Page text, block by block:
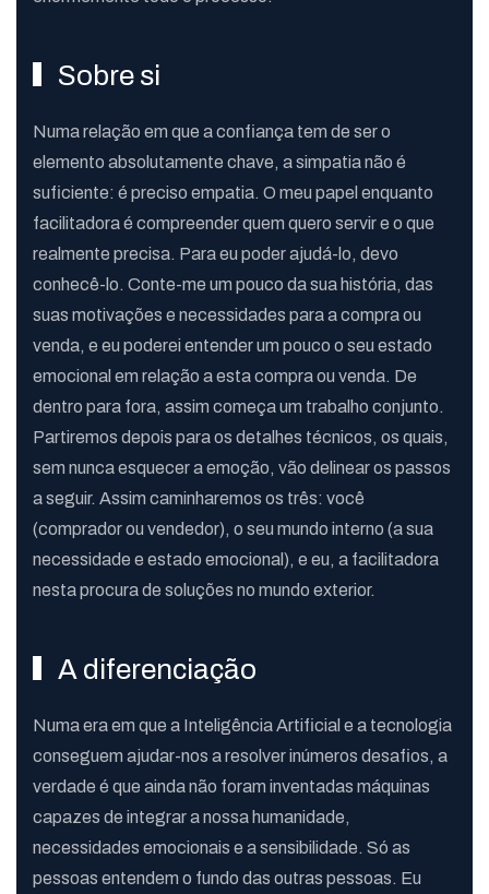
Sobre si
Numa relação em que a confiança tem de ser o
elemento absolutamente chave, a simpatia não é
suficiente: é preciso empatia. O meu papel enquanto
facilitadora é compreender quem quero servir e o que
realmente precisa. Para eu poder ajudá-lo, devo
conhecê-lo. Conte-me um pouco da sua história, das
suas motivações e necessidades para a compra ou
venda, e eu poderei entender um pouco o seu estado
emocional em relação a esta compra ou venda. De
dentro para fora, assim começa um trabalho conjunto.
Partiremos depois para os detalhes técnicos, os quais,
sem nunca esquecer a emoção, vão delinear os passos
a seguir. Assim caminharemos os três: você
(comprador ou vendedor), o seu mundo interno (a sua
necessidade e estado emocional), e eu, a facilitadora
nesta procura de soluções no mundo exterior.
A diferenciação
Numa era em que a Inteligência Artificial e a tecnologia
conseguem ajudar-nos a resolver inúmeros desafios, a
verdade é que ainda não foram inventadas máquinas
capazes de integrar a nossa humanidade,
necessidades emocionais e a sensibilidade. Só as
pessoas entendem o fundo das outras pessoas. Eu